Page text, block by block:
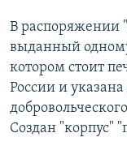
В распоряжении
выданный
котором стоит
России и
Создан "корпус"